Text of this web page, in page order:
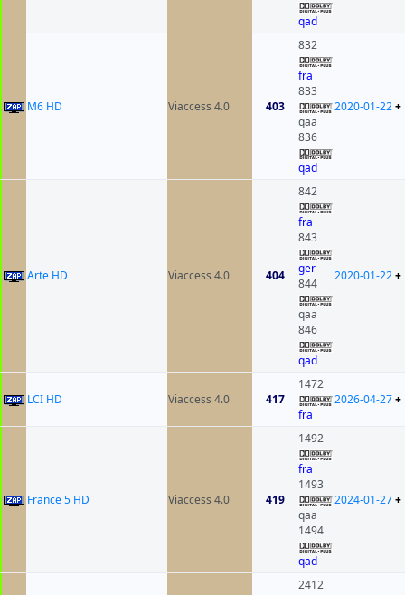
qad
M6 HD Viaccess 4.0 403
832
fra
833
qaa
836
qad
2020-01-22+
Arte HD Viaccess 4.0 404
842
fra
843
ger
844
qaa
846
qad
2020-01-22+
LCI HD Viaccess 4.0 417
1472
fra
2026-04-27+
France 5 HD Viaccess 4.0 419
1492
fra
1493
qaa
1494
qad
2024-01-27+
2412